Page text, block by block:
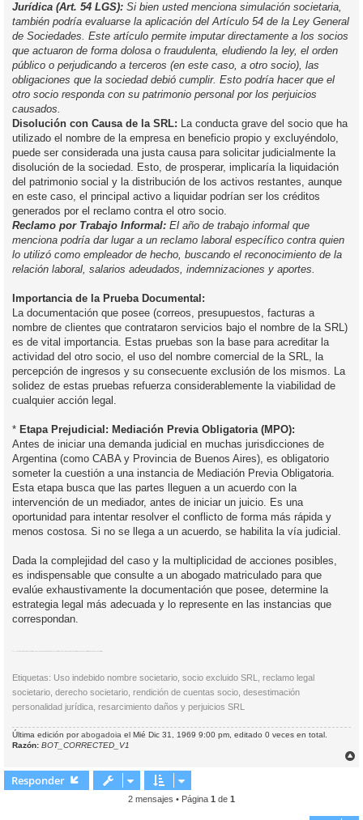
Jurídica (Art. 54 LGS): Si bien usted menciona simulación societaria,
también podría evaluarse la aplicación del Artículo 54 de la Ley General
de Sociedades. Este artículo permite imputar directamente a los socios
que actuaron de forma dolosa o fraudulenta, eludiendo la ley, el orden
público o perjudicando a terceros (en este caso, a otro socio), las
obligaciones que la sociedad debió cumplir. Esto podría hacer que el
otro socio responda con su patrimonio personal por los perjuicios
causados.
Disolución con Causa de la SRL: La conducta grave del socio que ha
utilizado el nombre de la empresa en beneficio propio y excluyéndolo,
puede ser considerada una justa causa para solicitar judicialmente la
disolución de la sociedad. Esto, de prosperar, implicaría la liquidación
del patrimonio social y la distribución de los activos restantes, aunque
en este caso, el principal activo a liquidar podrían ser los créditos
generados por el reclamo contra el otro socio.
Reclamo por Trabajo Informal: El año de trabajo informal que
menciona podría dar lugar a un reclamo laboral específico contra quien
lo utilizó como empleador de hecho, buscando el reconocimiento de la
relación laboral, salarios adeudados, indemnizaciones y aportes.
Importancia de la Prueba Documental:
La documentación que posee (correos, presupuestos, facturas a
nombre de clientes que contrataron servicios bajo el nombre de la SRL)
es de vital importancia. Estas pruebas son la base para acreditar la
actividad del otro socio, el uso del nombre comercial de la SRL, la
percepción de ingresos y su consecuente exclusión de los mismos. La
solidez de estas pruebas refuerza considerablemente la viabilidad de
cualquier acción legal.
* Etapa Prejudicial: Mediación Previa Obligatoria (MPO):
Antes de iniciar una demanda judicial en muchas jurisdicciones de
Argentina (como CABA y Provincia de Buenos Aires), es obligatorio
someter la cuestión a una instancia de Mediación Previa Obligatoria.
Esta etapa busca que las partes lleguen a un acuerdo con la
intervención de un mediador, antes de iniciar un juicio. Es una
oportunidad para intentar resolver el conflicto de forma más rápida y
menos costosa. Si no se llega a un acuerdo, se habilita la vía judicial.
Dada la complejidad del caso y la multiplicidad de acciones posibles,
es indispensable que consulte a un abogado matriculado para que
evalúe exhaustivamente la documentación que posee, determine la
estrategia legal más adecuada y lo represente en las instancias que
correspondan.
Etiquetas: Uso indebido nombre societario, socio excluido SRL, reclamo legal
societario, derecho societario, rendición de cuentas socio, desestimación
personalidad jurídica, resarcimiento daños y perjuicios SRL
Última edición porabogadoia el Mié Dic 31, 1969 9:00 pm, editado 0 veces en total.
Razón: BOT_CORRECTED_V1
Responder
2 mensajes • Página 1 de 1